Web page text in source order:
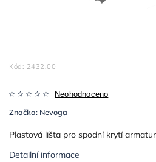
Kód: 2432.00
Neohodnoceno
Značka: Nevoga
Plastová lišta pro spodní krytí
Detailní informace